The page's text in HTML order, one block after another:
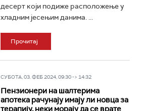
десерт који подиже расположење у
хладним јесењим данима. ...
Прочитај
СУБОТА, 03. ФЕБ 2024, 09:30 -> 14:32
Пензионери на шалтерима
апотека рачунају имају ли новца за
терапију, неки морају да се врате